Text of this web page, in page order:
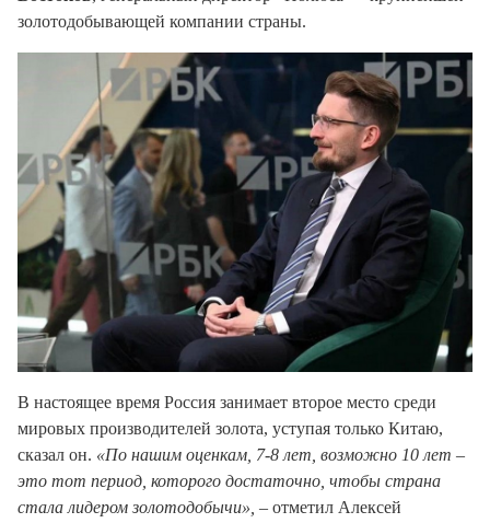
золотодобывающей компании страны.
В настоящее время Россия занимает второе место среди
мировых производителей золота, уступая только Китаю,
сказал он. «По нашим оценкам, 7-8 лет, возможно 10 лет –
это тот период, которого достаточно, чтобы страна
стала лидером золотодобычи», – отметил Алексей